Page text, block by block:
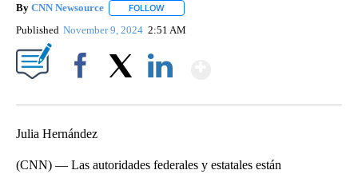
By CNN Newsource FOLLOW
Published November 9, 2024 2:51 AM
Julia Hernández
(CNN) — Las autoridades federales y estatales están